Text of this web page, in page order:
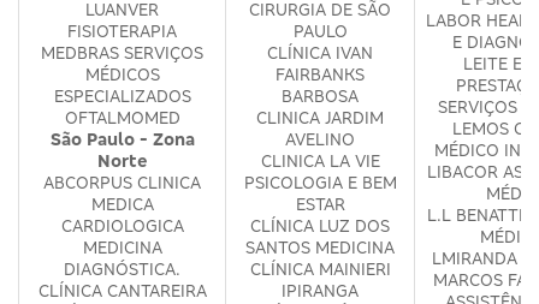
LUANVER
FISIOTERAPIA
MEDBRAS SERVIÇOS
MÉDICOS
ESPECIALIZADOS
OFTALMOMED
São Paulo - Zona
Norte
ABCORPUS CLINICA
MEDICA
CARDIOLOGICA
MEDICINA
DIAGNÓSTICA.
CLÍNICA CANTAREIRA
CIRURGIA DE SÃO
PAULO
CLÍNICA IVAN
FAIRBANKS
BARBOSA
CLINICA JARDIM
AVELINO
CLINICA LA VIE
PSICOLOGIA E BEM
ESTAR
CLÍNICA LUZ DOS
SANTOS MEDICINA
CLÍNICA MAINIERI
IPIRANGA
LABOR
E
LEITE E
SERVIÇOS
LEMOS
MÉDICO
LIBACOR
L.L BENATTI
LMIRANDA
MARCOS